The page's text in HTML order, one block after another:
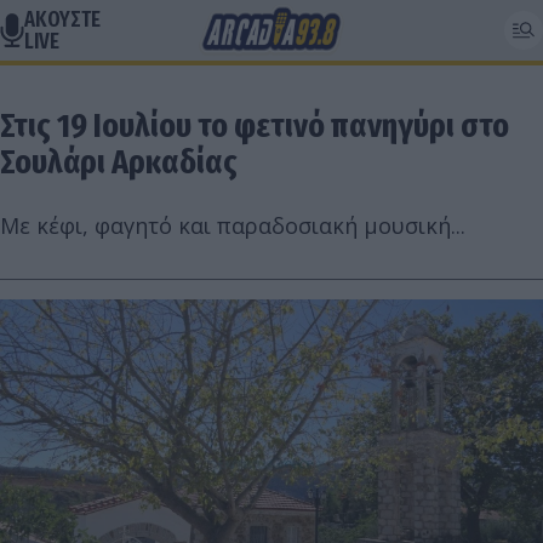
ΑΚΟΥΣΤΕ
LIVE
Στις 19 Ιουλίου το φετινό πανηγύρι στο
Σουλάρι Αρκαδίας
Με κέφι, φαγητό και παραδοσιακή μουσική...